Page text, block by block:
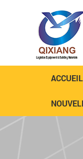
ACCUEIL